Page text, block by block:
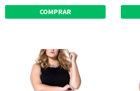
COMPRAR